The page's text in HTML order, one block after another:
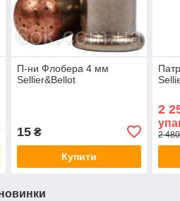
П-ни Флобера 4 мм
Sellier&Bellot
15₴
Купити
2
2